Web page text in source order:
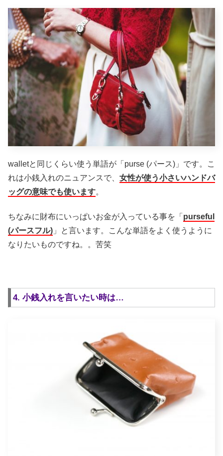
walletと同じくらい使う単語が「purse (パース)」です。こ
れは小銭入れのニュアンスで、 女性が使う小さいハンドバ
ッグの意味でも使います。
ちなみに財布にいっぱいお金が入っている事を「 purseful
(パースフル) 」と言います。こんな単語をよく使うように
なりたいものですね。。苦笑
4. 小銭入れを言いたい時は…